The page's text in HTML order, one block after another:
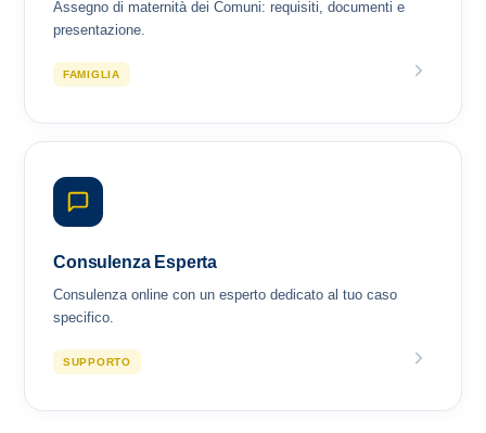
Assegno di maternità dei Comuni: requisiti, documenti e
presentazione.
FAMIGLIA
Consulenza Esperta
Consulenza online con un esperto dedicato al tuo caso
specifico.
SUPPORTO